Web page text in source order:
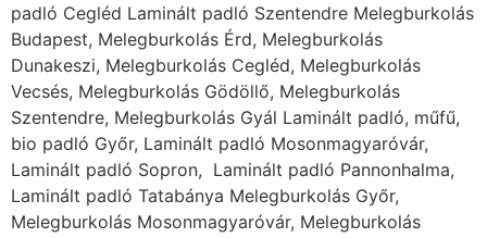
padló Cegléd Laminált padló Szentendre Melegburkolás
Budapest, Melegburkolás Érd, Melegburkolás
Dunakeszi, Melegburkolás Cegléd, Melegburkolás
Vecsés, Melegburkolás Gödöllő, Melegburkolás
Szentendre, Melegburkolás Gyál Laminált padló, műfű,
bio padló Győr, Laminált padló Mosonmagyaróvár,
Laminált padló Sopron, Laminált padló Pannonhalma,
Laminált padló Tatabánya Melegburkolás Győr,
Melegburkolás Mosonmagyaróvár, Melegburkolás